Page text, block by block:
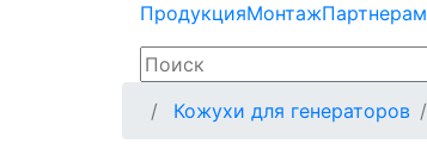
ПродукцияМонтажПартнерам
Кожухи для генераторов